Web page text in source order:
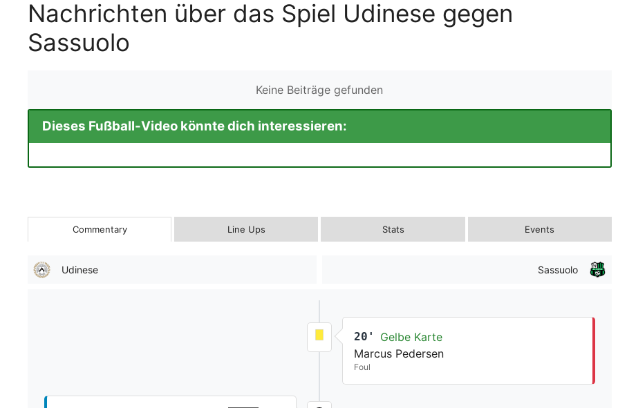
Nachrichten über das Spiel Udinese gegen
Sassuolo
Keine Beiträge gefunden
Dieses Fußball-Video könnte dich interessieren:
Commentary Line Ups Stats Events
Udinese Sassuolo
20'
Gelbe Karte
Marcus Pedersen
Foul